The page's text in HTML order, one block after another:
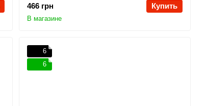
466 грн Купить
В магазине
6
6